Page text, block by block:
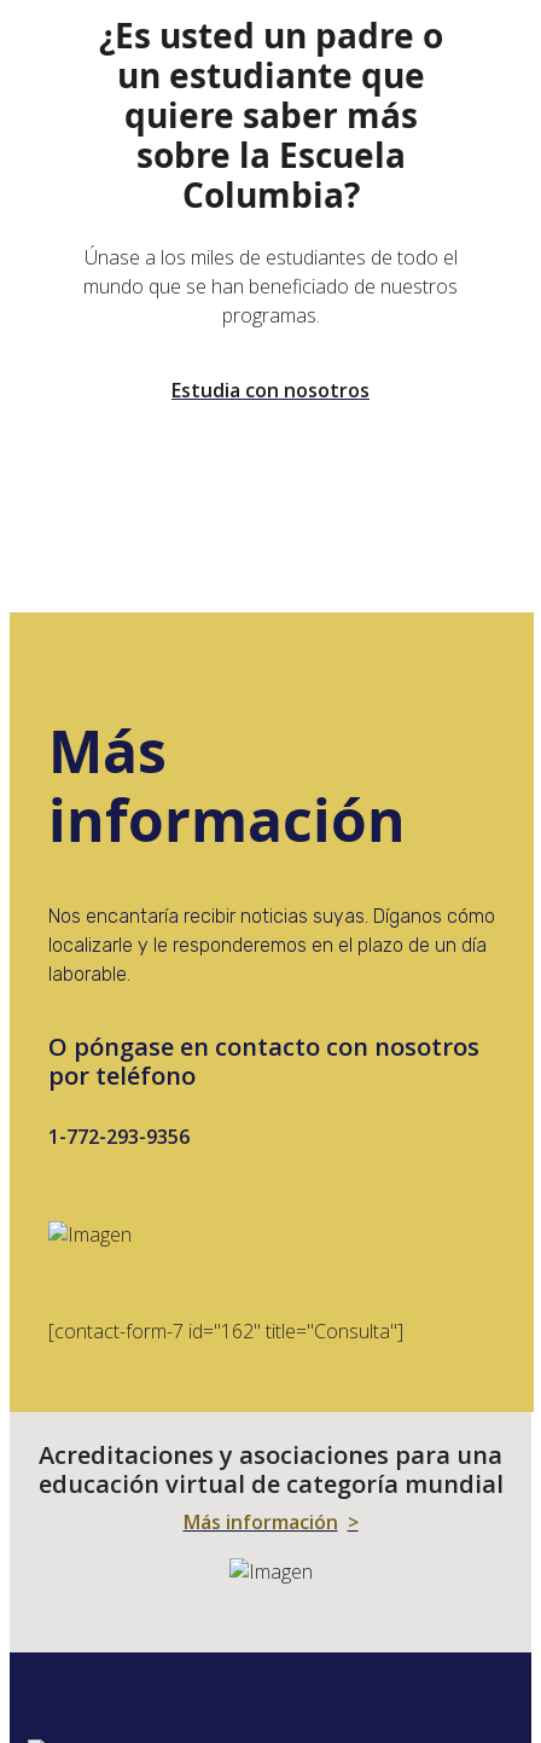
¿Es usted un padre o
un estudiante que
quiere saber más
sobre la Escuela
Columbia?
Únase a los miles de estudiantes de todo el
mundo que se han beneficiado de nuestros
programas.
Estudia con nosotros
Más
información
Nos encantaría recibir noticias suyas. Díganos cómo
localizarle y le responderemos en el plazo de un día
laborable.
O póngase en contacto con nosotros
por teléfono
1-772-293-9356
[contact-form-7 id="162" title="Consulta"]
Acreditaciones y asociaciones para una
educación virtual de categoría mundial
Más información >